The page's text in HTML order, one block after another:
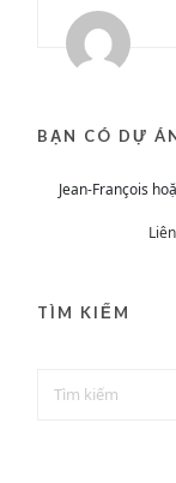
BẠN CÓ DỰ
Jean-François
TÌM KIẾM